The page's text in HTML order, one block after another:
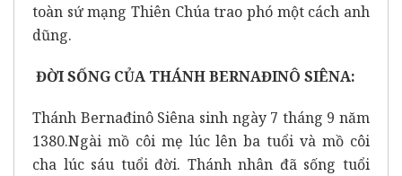
toàn sứ mạng Thiên Chúa trao phó một cách anh
dũng.
ĐỜI SỐNG CỦA THÁNH BERNAĐINÔ SIÊNA:
Thánh Bernađinô Siêna sinh ngày 7 tháng 9 năm
1380.Ngài mồ côi mẹ lúc lên ba tuổi và mồ côi
cha lúc sáu tuổi đời. Thánh nhân đã sống tuổi